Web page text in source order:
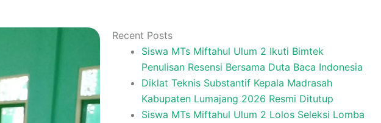
Recent Posts
Siswa MTs Miftahul Ulum 2 Ikuti Bimtek
Penulisan Resensi Bersama Duta Baca Indonesia
Diklat Teknis Substantif Kepala Madrasah
Kabupaten Lumajang 2026 Resmi Ditutup
Siswa MTs Miftahul Ulum 2 Lolos Seleksi Lomba